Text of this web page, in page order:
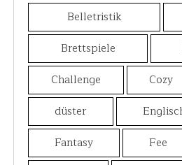
Belletristik
Brettspiele
Challenge
Cozy
düster
Fantasy
Fee